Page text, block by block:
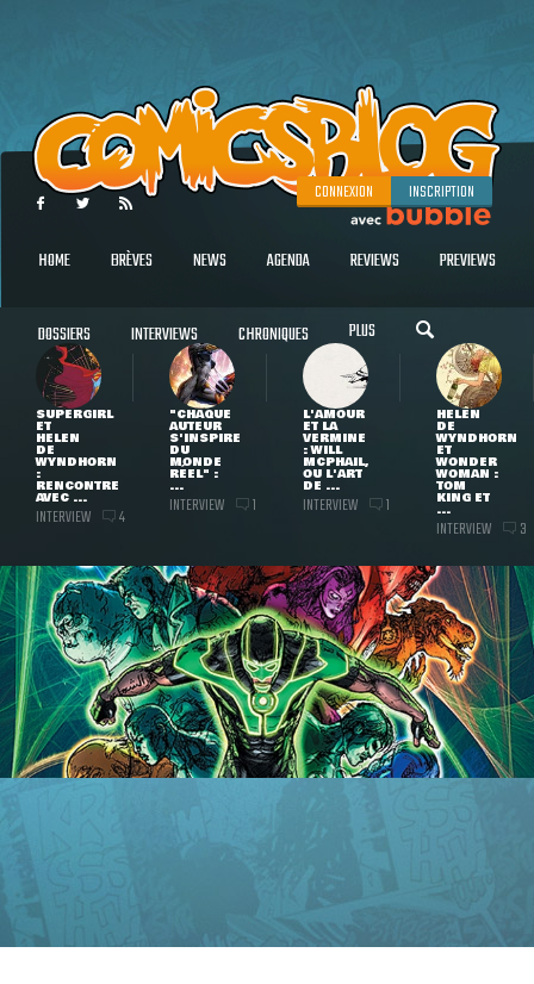
CONNEXION INSCRIPTION
HOME BRÈVES NEWS AGENDA REVIEWS PREVIEWS
DOSSIERS INTERVIEWS CHRONIQUES PLUS
SUPERGIRL
ET
HELEN
DE
WYNDHORN
:
RENCONTRE
AVEC ...
INTERVIEW 4
"CHAQUE
AUTEUR
S'INSPIRE
DU
MONDE
RÉEL" :
...
INTERVIEW 1
L'AMOUR
ET LA
VERMINE
: WILL
MCPHAIL,
OU L'ART
DE ...
INTERVIEW 1
HELEN
DE
WYNDHORN
ET
WONDER
WOMAN :
TOM
KING ET
...
INTERVIEW 3